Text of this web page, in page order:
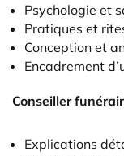
Psychologie et
Pratiques et
Conception et
Encadrement
Conseiller
Explications